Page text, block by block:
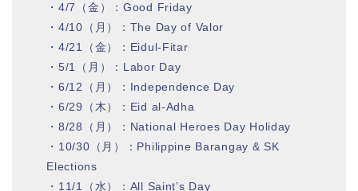
・4/7（金）：Good Friday
・4/10（月）：The Day of Valor
・4/21（金）：Eidul-Fitar
・5/1（月）：Labor Day
・6/12（月）：Independence Day
・6/29（木）：Eid al-Adha
・8/28（月）：National Heroes Day Holiday
・10/30（月）：Philippine Barangay & SK
Elections
・11/1（水）：All Saint’s Day